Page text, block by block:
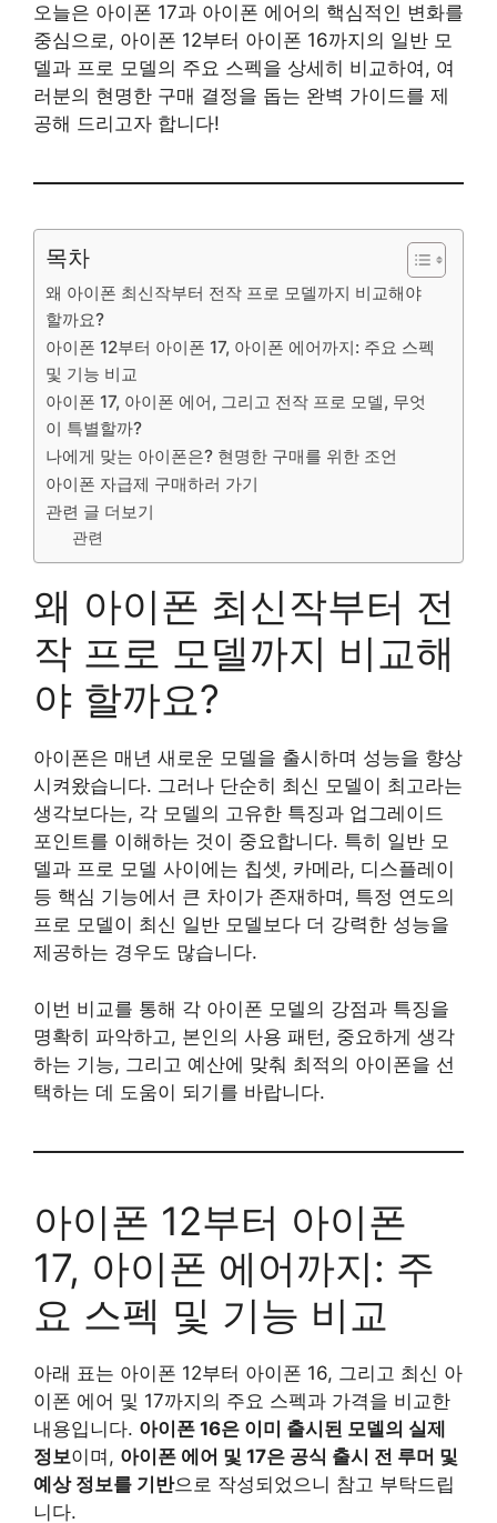
오늘은 아이폰 17과 아이폰 에어의 핵심적인 변화를
중심으로, 아이폰 12부터 아이폰 16까지의 일반 모
델과 프로 모델의 주요 스펙을 상세히 비교하여, 여
러분의 현명한 구매 결정을 돕는 완벽 가이드를 제
공해 드리고자 합니다!
목차
왜 아이폰 최신작부터 전작 프로 모델까지 비교해야
할까요?
아이폰 12부터 아이폰 17, 아이폰 에어까지: 주요 스펙
및 기능 비교
아이폰 17, 아이폰 에어, 그리고 전작 프로 모델, 무엇
이 특별할까?
나에게 맞는 아이폰은? 현명한 구매를 위한 조언
아이폰 자급제 구매하러 가기
관련 글 더보기
관련
왜 아이폰 최신작부터 전
작 프로 모델까지 비교해
야 할까요?
아이폰은 매년 새로운 모델을 출시하며 성능을 향상
시켜왔습니다. 그러나 단순히 최신 모델이 최고라는
생각보다는, 각 모델의 고유한 특징과 업그레이드
포인트를 이해하는 것이 중요합니다. 특히 일반 모
델과 프로 모델 사이에는 칩셋, 카메라, 디스플레이
등 핵심 기능에서 큰 차이가 존재하며, 특정 연도의
프로 모델이 최신 일반 모델보다 더 강력한 성능을
제공하는 경우도 많습니다.
이번 비교를 통해 각 아이폰 모델의 강점과 특징을
명확히 파악하고, 본인의 사용 패턴, 중요하게 생각
하는 기능, 그리고 예산에 맞춰 최적의 아이폰을 선
택하는 데 도움이 되기를 바랍니다.
아이폰 12부터 아이폰
17, 아이폰 에어까지: 주
요 스펙 및 기능 비교
아래 표는 아이폰 12부터 아이폰 16, 그리고 최신 아
이폰 에어 및 17까지의 주요 스펙과 가격을 비교한
내용입니다. 아이폰 16은 이미 출시된 모델의 실제
정보이며, 아이폰 에어 및 17은 공식 출시 전 루머 및
예상 정보를 기반으로 작성되었으니 참고 부탁드립
니다.